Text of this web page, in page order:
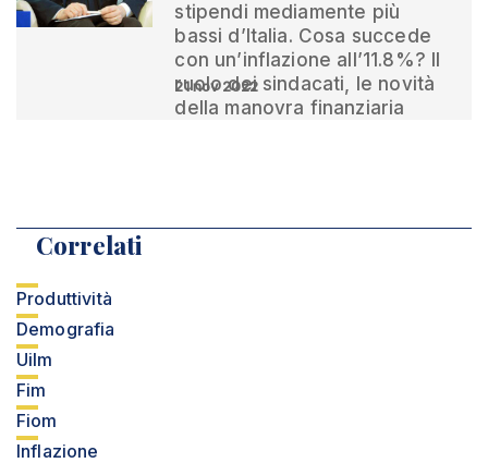
stipendi mediamente più
bassi d’Italia. Cosa succede
con un’inflazione all’11.8%? Il
ruolo dei sindacati, le novità
della manovra finanziaria
21 nov 2022
Correlati
Produttività
Demografia
Uilm
Fim
Fiom
Inflazione